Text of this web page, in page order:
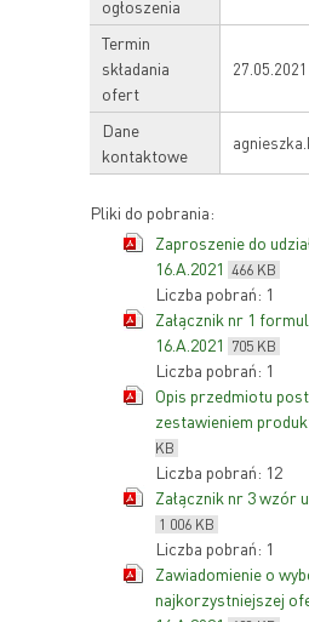
ogłoszenia
Termin
składania
ofert
Dane
kontaktowe
Pliki do pobrania:
Zaproszenie do
16.A.2021 466 KB
Liczba pobrań: 1
Załącznik nr 1
16.A.2021 705 KB
Liczba pobrań: 1
Opis przedmiotu
zestawieniem
KB
Liczba pobrań: 12
Załącznik nr 3 wzór
1 006 KB
Liczba pobrań: 1
Zawiadomienie o
najkorzystniejszej